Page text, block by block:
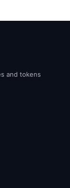
and tokens